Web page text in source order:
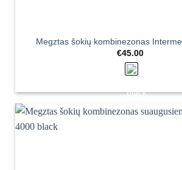
Megztas šokių kombinezonas
€45.00